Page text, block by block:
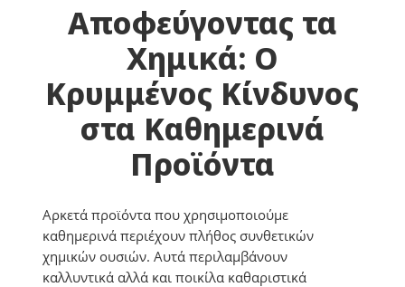
Αποφεύγοντας τα
Χημικά: Ο
Κρυμμένος Κίνδυνος
στα Καθημερινά
Προϊόντα
Αρκετά προϊόντα που χρησιμοποιούμε
καθημερινά περιέχουν πλήθος συνθετικών
χημικών ουσιών. Αυτά περιλαμβάνουν
καλλυντικά αλλά και ποικίλα καθαριστικά